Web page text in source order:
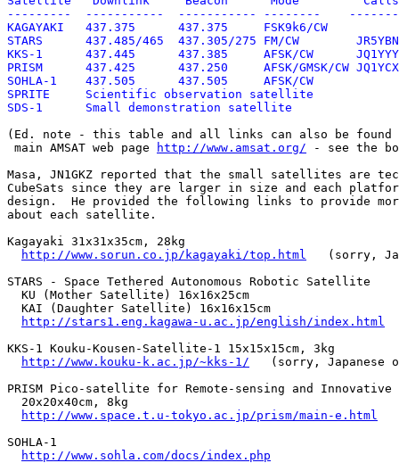
---------  -----------  ----------- --------
KAGAYAKI   437.375      437.375     FSK9k6/CW
STARS      437.485/465  437.305/275 FM/CW        JR5YBN/
KKS-1      437.445      437.385     AFSK/CW      JQ1YYY
PRISM      437.425      437.250     AFSK/GMSK/CW JQ1YCX
SOHLA-1    437.505      437.505     AFSK/CW
SPRITE     Scientific observation satellite
SDS-1      Small demonstration satellite
(Ed. note - this table and all links can also be found
main AMSAT web page
http://www.amsat.org/ - see the
Masa, JN1GKZ reported that the small satellites are
CubeSats since they are larger in size and each
design.  He provided the following links to provide
about each satellite.
Kagayaki 31x31x35cm, 28kg
http://www.sorun.co.jp/kagayaki/top.html
(sorry,
STARS - Space Tethered Autonomous Robotic Satellite
  KU (Mother Satellite) 16x16x25cm
  KAI (Daughter Satellite) 16x16x15cm
http://stars1.eng.kagawa-u.ac.jp/english/index.html
KKS-1 Kouku-Kousen-Satellite-1 15x15x15cm, 3kg
http://www.kouku-k.ac.jp/~kks-1/
(sorry, Japanese
PRISM Pico-satellite for Remote-sensing and Innovative
  20x20x40cm, 8kg
http://www.space.t.u-tokyo.ac.jp/prism/main-e.html
SOHLA-1
http://www.sohla.com/docs/index.php